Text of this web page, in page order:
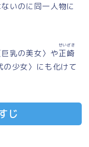
いのに同一人物に
乳の美女〉や正崎
せいざき
少女〉にも化けて
じ